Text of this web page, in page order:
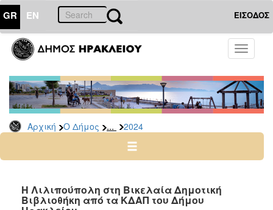
GR EN ΕΙΣΟΔΟΣ
Toggle
Αρχική Ο Δήμος ... 2024
ΔΗΜΟΣ
Δελτία
Τύπου
Αρχείο
2026
2024
2022
Η Λιλιπούπολη στη Βικελαία Δημοτική
Βιβλιοθήκη από τα ΚΔΑΠ του Δήμου